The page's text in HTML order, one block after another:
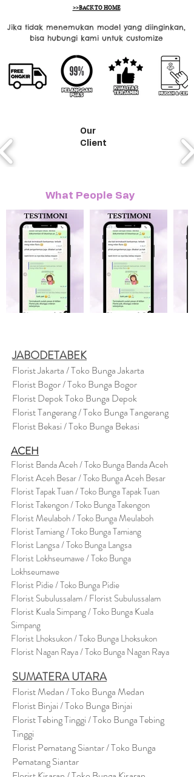
>>BACK TO HOME
Jika tidak menemukan model yang diinginkan,
bisa hubungi kami untuk customize
Our
Client
What People Say
JABODETABEK
Florist Jakarta / Toko Bunga Jakarta
Florist Bogor / Toko Bunga Bogor
Florist Depok Toko Bunga Depok
Florist Tangerang / Toko Bunga Tangerang
Florist Bekasi / Toko Bunga Bekasi
ACEH
Florist Banda Aceh / Toko Bunga Banda Aceh
Florist Aceh Besar / Toko Bunga Aceh Besar
Florist Tapak Tuan / Toko Bunga Tapak Tuan
Florist Takengon / Toko Bunga Takengon
Florist Meulaboh / Toko Bunga Meulaboh
Florist Tamiang / Toko Bunga Tamiang
Florist Langsa / Toko Bunga Langsa
Florist Lokhseumawe / Toko Bunga
Lokhseumawe
Florist Pidie / Toko Bunga Pidie
Florist Subulussalam / Florist Subulussalam
Florist Kuala Simpang / Toko Bunga Kuala
Simpang
Florist Lhoksukon / Toko Bunga Lhoksukon
Florist Nagan Raya / Toko Bunga Nagan Raya
SUMATERA UTARA
Florist Medan / Toko Bunga Medan
Florist Binjai / Toko Bunga Binjai
Florist Tebing Tinggi / Toko Bunga Tebing
Tinggi
Florist Pematang Siantar / Toko Bunga
Pematang Siantar